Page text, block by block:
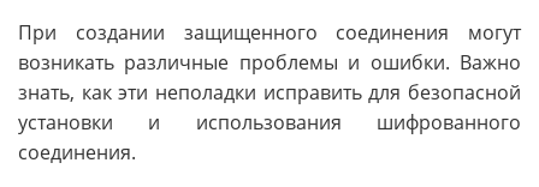
При создании защищенного соединения могут
возникать различные проблемы и ошибки. Важно
знать, как эти неполадки исправить для безопасной
установки и использования шифрованного
соединения.